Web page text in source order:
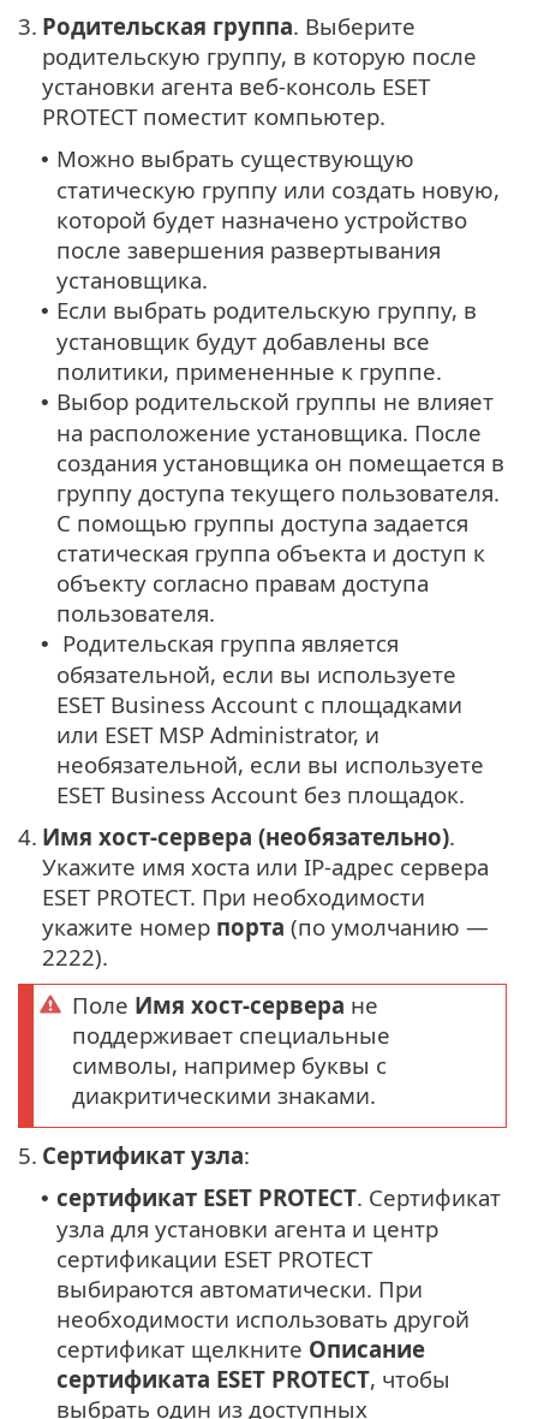
3. Родительская группа. Выберите
родительскую группу, в которую после
установки агента веб-консоль ESET
PROTECT поместит компьютер.
• Можно выбрать существующую
статическую группу или создать новую,
которой будет назначено устройство
после завершения развертывания
установщика.
• Если выбрать родительскую группу, в
установщик будут добавлены все
политики, примененные к группе.
• Выбор родительской группы не влияет
на расположение установщика. После
создания установщика он помещается в
группу доступа текущего пользователя.
С помощью группы доступа задается
статическая группа объекта и доступ к
объекту согласно правам доступа
пользователя.
•
Родительская группа является
обязательной, если вы используете
ESET Business Account с площадками
или ESET MSP Administrator, и
необязательной, если вы используете
ESET Business Account без площадок.
4. Имя хост-сервера (необязательно).
Укажите имя хоста или IP-адрес сервера
ESET PROTECT. При необходимости
укажите номер порта (по умолчанию —
2222).
Поле Имя хост-сервера не
поддерживает специальные
символы, например буквы с
диакритическими знаками.
5. Сертификат узла:
• сертификат ESET PROTECT. Сертификат
узла для установки агента и центр
сертификации ESET PROTECT
выбираются автоматически. При
необходимости использовать другой
сертификат щелкните Описание
сертификата ESET PROTECT, чтобы
выбрать один из доступных